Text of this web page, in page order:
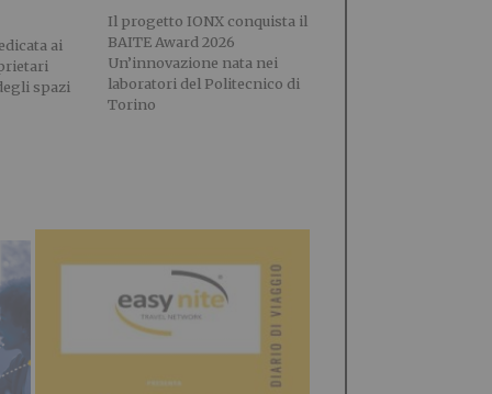
ai
spazi
Il progetto IONX conquista il
BAITE Award 2026
Un’innovazione nata nei
laboratori del Politecnico di
Torino